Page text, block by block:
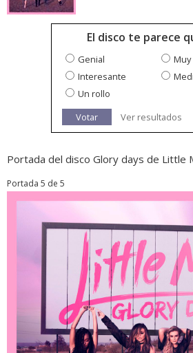
El disco te parece
Genial
Interesante
Un rollo
Votar
Ver resultados
Portada del disco Glory days de Little
Portada 5 de 5